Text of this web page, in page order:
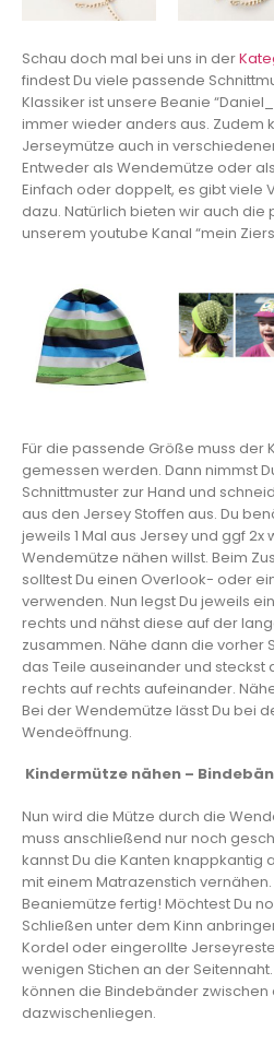
Schau doch mal bei uns in der
findest Du viele passende
Klassiker ist unsere Beanie
immer wieder anders aus. Zudem
Jerseymütze auch in
Entweder als Wendemütze oder
Einfach oder doppelt, es gibt viele
dazu. Natürlich bieten wir auch
unserem youtube Kanal “mein
Für die passende Größe muss der
gemessen werden. Dann nimmst
Schnittmuster zur Hand und
aus den Jersey Stoffen aus. Du
jeweils 1 Mal aus Jersey und ggf 2x
Wendemütze nähen willst. Beim
solltest Du einen Overlook- oder
verwenden. Nun legst Du jeweils
rechts und nähst diese auf der
zusammen. Nähe dann die vorher
das Teile auseinander und
rechts auf rechts aufeinander.
Bei der Wendemütze lässt Du bei
Wendeöffnung.
Kindermütze nähen –
Nun wird die Mütze durch die
muss anschließend nur noch
kannst Du die Kanten
mit einem Matrazenstich
Beaniemütze fertig! Möchtest Du
Schließen unter dem Kinn
Kordel oder eingerollte
wenigen Stichen an der
können die Bindebänder zwischen
dazwischenliegen.